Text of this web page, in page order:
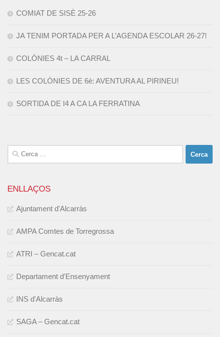
COMIAT DE SISÈ 25-26
JA TENIM PORTADA PER A L’AGENDA ESCOLAR 26-27!
COLÒNIES 4t – LA CARRAL
LES COLÒNIES DE 6è: AVENTURA AL PIRINEU!
SORTIDA DE I4 A CA LA FERRATINA
Cerca:
ENLLAÇOS
Ajuntament d'Alcarràs
AMPA Comtes de Torregrossa
ATRI – Gencat.cat
Departament d'Ensenyament
INS d'Alcarràs
SAGA – Gencat.cat